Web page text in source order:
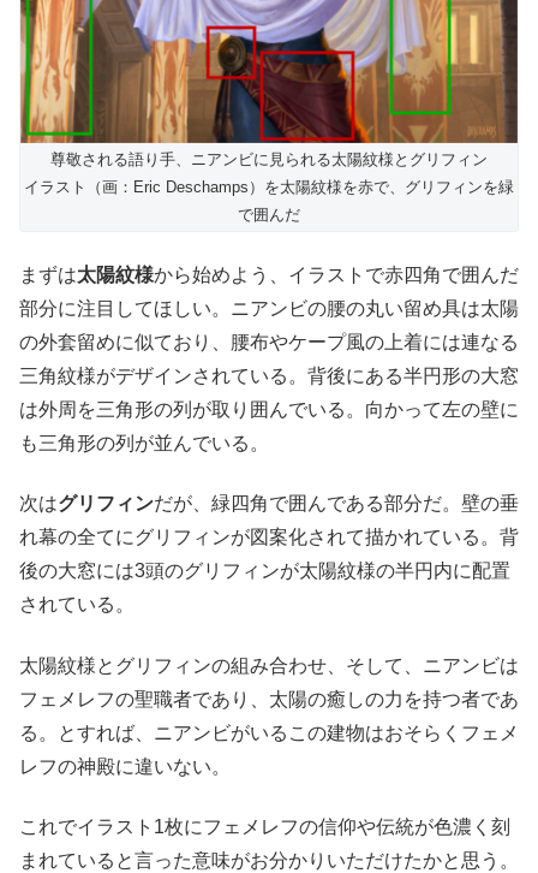
尊敬される語り手、ニアンビに見られる太陽紋様とグリフィン
イラスト（画：Eric Deschamps）を太陽紋様を赤で、グリフィンを緑
で囲んだ
まずは太陽紋様から始めよう、イラストで赤四角で囲んだ
部分に注目してほしい。ニアンビの腰の丸い留め具は太陽
の外套留めに似ており、腰布やケープ風の上着には連なる
三角紋様がデザインされている。背後にある半円形の大窓
は外周を三角形の列が取り囲んでいる。向かって左の壁に
も三角形の列が並んでいる。
次はグリフィンだが、緑四角で囲んである部分だ。壁の垂
れ幕の全てにグリフィンが図案化されて描かれている。背
後の大窓には3頭のグリフィンが太陽紋様の半円内に配置
されている。
太陽紋様とグリフィンの組み合わせ、そして、ニアンビは
フェメレフの聖職者であり、太陽の癒しの力を持つ者であ
る。とすれば、ニアンビがいるこの建物はおそらくフェメ
レフの神殿に違いない。
これでイラスト1枚にフェメレフの信仰や伝統が色濃く刻
まれていると言った意味がお分かりいただけたかと思う。